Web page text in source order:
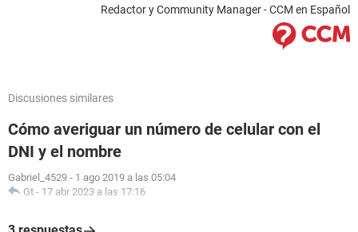
Redactor y Community Manager - CCM en Español
Discusiones similares
Cómo averiguar un número de celular con el
DNI y el nombre
Gabriel_4529 - 1 ago 2019 a las 05:04
Gt - 17 abr 2023 a las 17:16